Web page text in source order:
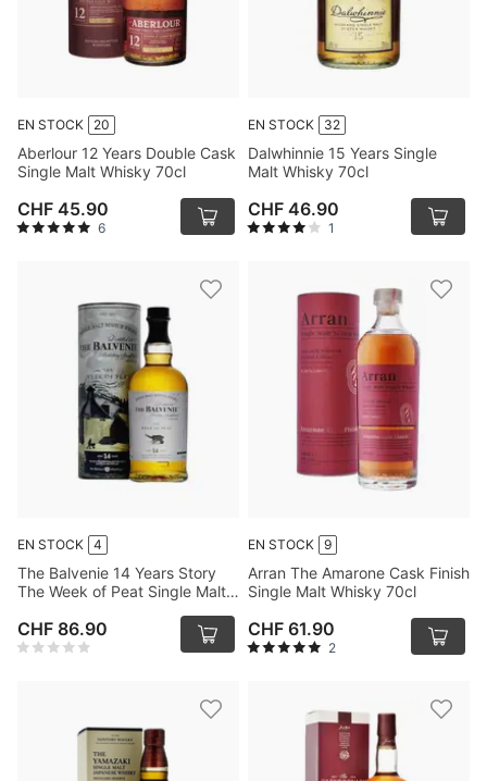
EN STOCK 20
Aberlour 12 Years Double Cask
Single Malt Whisky 70cl
CHF 45.90
6
EN STOCK 32
Dalwhinnie 15 Years Single
Malt Whisky 70cl
CHF 46.90
1
EN STOCK 4
The Balvenie 14 Years Story
The Week of Peat Single Malt
CHF 86.90
EN STOCK 9
Arran The Amarone Cask Finish
Single Malt Whisky 70cl
CHF 61.90
2